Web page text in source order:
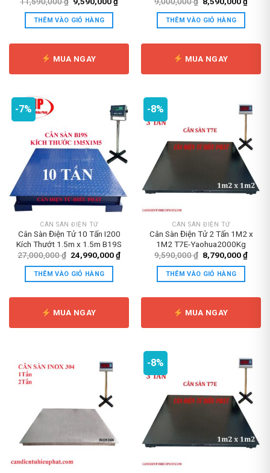
gốc
là:
11,590,000 ₫.
THÊM VÀO GIỎ HÀNG
MUA NGAY
gốc
là:
9,000,000 ₫.
THÊM VÀO GIỎ HÀNG
MUA NGAY
-7%
CÂN SÀN ĐIỆN TỬ
Cân Sàn Điện Tử 10 Tấn I200
Kích Thướt 1.5m x 1.5m B19S
27,000,000₫ Giá
gốc
là:
27,000,000 ₫.
24,990,000₫Giá
THÊM VÀO GIỎ HÀNG
MUA NGAY
-8%
CÂN SÀN ĐIỆN TỬ
Cân Sàn Điện Tử 2 Tấn 1M2 x
1M2 T7E-Yaohua2000Kg
9,590,000₫ Giá
gốc
là:
9,590,000 ₫.
8,790,000₫Giá
THÊM VÀO GIỎ HÀNG
MUA NGAY
-8%